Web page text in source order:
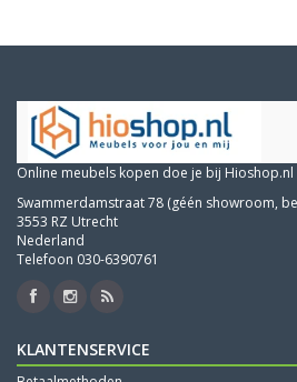
Online meubels kopen doe je bij Hioshop.nl
Swammerdamstraat 78 (géén showroom,
3553 RZ Utrecht
Nederland
Telefoon 030-6390761
KLANTENSERVICE